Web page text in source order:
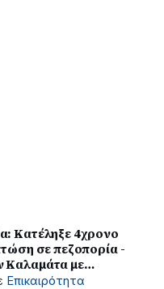
Κατέληξε 4χρονο
σε πεζοπορία -
Καλαμάτα με
Επικαιρότητα